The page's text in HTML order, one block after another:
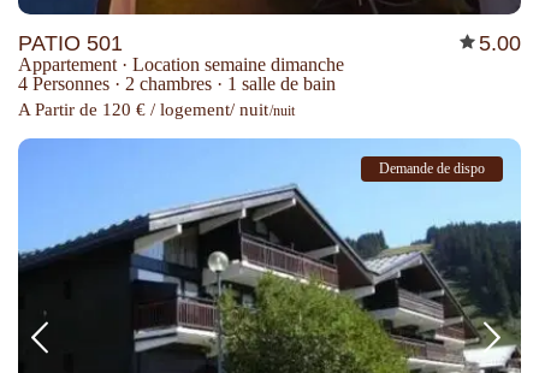
PATIO 501 5.00
Appartement · Location semaine dimanche
4 Personnes · 2 chambres · 1 salle de bain
A Partir de 120 € / logement/ nuit/nuit
Demande de dispo